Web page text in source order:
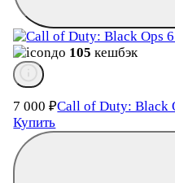
до 105 кешбэк
7 000₽Call of Duty: Black
Купить